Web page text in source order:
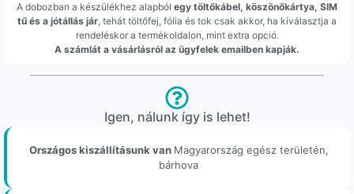
A dobozban a készülékhez alapból egy töltőkábel, köszönőkártya, SIM
tű és a jótállás jár, tehát töltőfej, fólia és tok csak akkor, ha kiválasztja a
rendeléskor a termékoldalon, mint extra opció.
A számlát a vásárlásról az ügyfelek emailben kapják.
Igen, nálunk így is lehet!
Országos kiszállításunk van Magyarország egész területén,
bárhova